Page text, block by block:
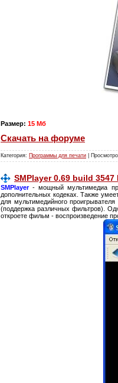
Размер: 15 Mб
Скачать на форуме
Категория: Программы для печати |
SMPlayer 0.69 build 3547
SMPlayer- мощный мультимедиа
дополнительных кодеках. Также
для мультимедийного
(поддержка различных фильтров).
откроете фильм - воспроизведение